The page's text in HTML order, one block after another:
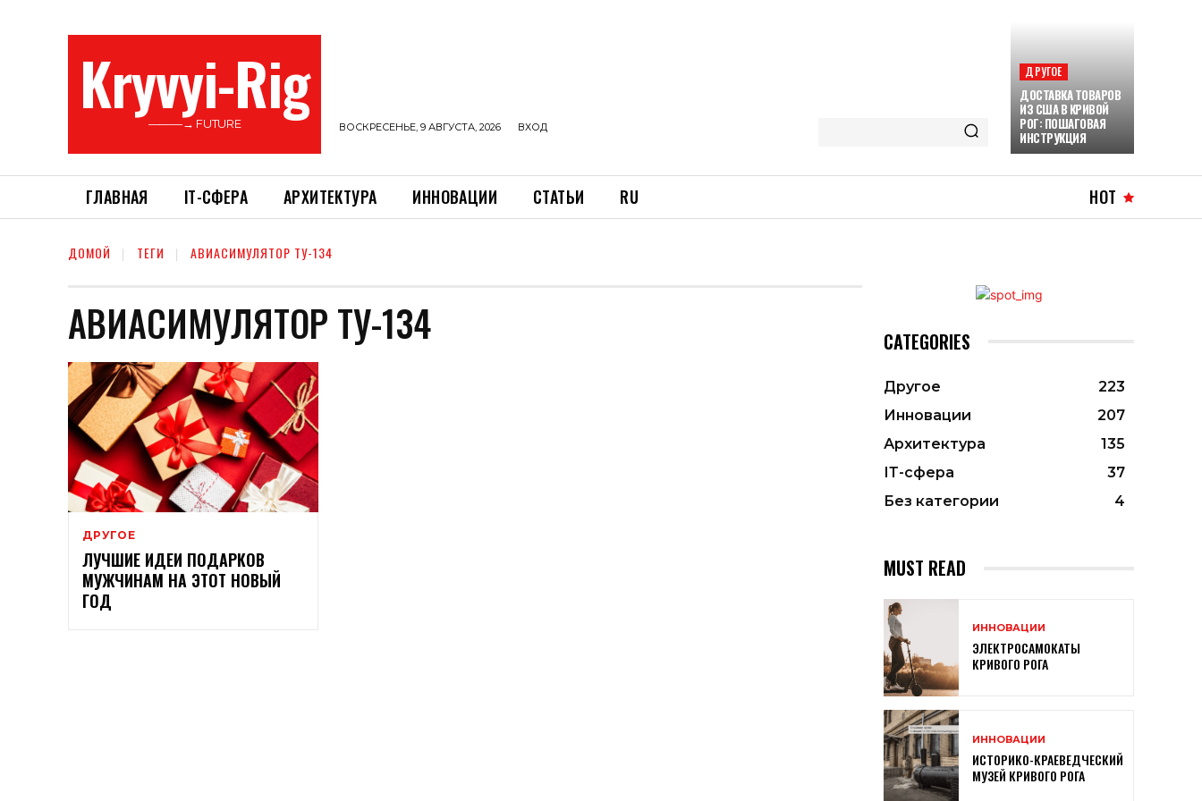
Kryvyi-Rig
———→ FUTURE ВОСКРЕСЕНЬЕ, 9 АВГУСТА, 2026 ВХОД
ДРУГОЕ
ДОСТАВКА ТОВАРОВ
ИЗ США В КРИВОЙ
РОГ: ПОШАГОВАЯ
ИНСТРУКЦИЯ
ГЛАВНАЯ ІТ-СФЕРА АРХИТЕКТУРА ИННОВАЦИИ СТАТЬИ RU HOT
ДОМОЙ ТЕГИ АВИАСИМУЛЯТОР ТУ-134
АВИАСИМУЛЯТОР ТУ-134
ДРУГОЕ
ЛУЧШИЕ ИДЕИ ПОДАРКОВ
МУЖЧИНАМ НА ЭТОТ НОВЫЙ
ГОД
CATEGORIES
Другое
223
Инновации
207
Архитектура
135
ІТ-сфера
37
Без категории
4
MUST READ
ИННОВАЦИИ
ЭЛЕКТРОСАМОКАТЫ
КРИВОГО РОГА
ИННОВАЦИИ
ИСТОРИКО-КРАЕВЕДЧЕСКИЙ
МУЗЕЙ КРИВОГО РОГА